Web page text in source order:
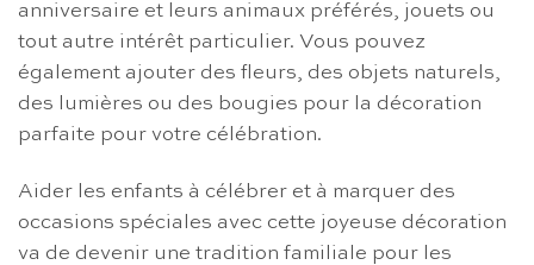
anniversaire et leurs animaux préférés, jouets ou
tout autre intérêt particulier. Vous pouvez
également ajouter des fleurs, des objets naturels,
des lumières ou des bougies pour la décoration
parfaite pour votre célébration.
Aider les enfants à célébrer et à marquer des
occasions spéciales avec cette joyeuse décoration
va de devenir une tradition familiale pour les